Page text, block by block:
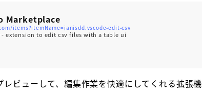
Marketplace
items?itemName=janisdd.vscode-edit-csv
extension to edit csv files with a table ui
ビューして、編集作業を快適にしてくれる拡張機